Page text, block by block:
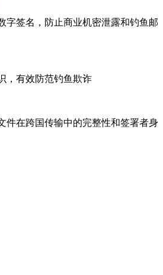
字签名，防止商业机密泄露和钓鱼邮
，有效防范钓鱼欺诈
件在跨国传输中的完整性和签署者身